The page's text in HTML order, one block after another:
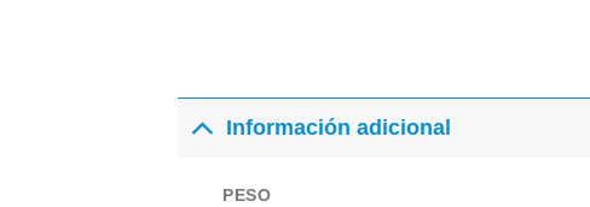
Información adicional
PESO